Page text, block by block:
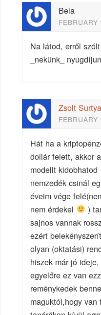
Bela
Na látod, erről
_nekünk_
Zsolt Surtya
Hát ha a
dollár felett, akkor
modellt kidobhatod
nemzedék csinál
éveim vége
nem érdekel
)
sajnos vannak
ezért
olyan (oktatási)
hiszek már jó
egyelőre ez van
reménykedek
maguktól,hogy